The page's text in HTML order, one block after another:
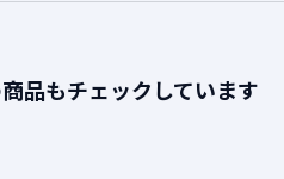
品もチェックしています